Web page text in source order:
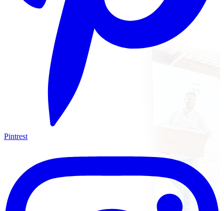
Pintrest